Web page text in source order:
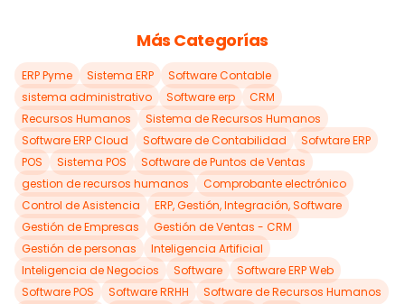
Más Categorías
ERP Pyme Sistema ERP
Software Contable
sistema administrativo
Software erp
CRM
Recursos Humanos
Sistema de Recursos Humanos
Software ERP Cloud
Software de Contabilidad
Sofwtare ERP
POS
Sistema POS
Software de Puntos de Ventas
gestion de recursos humanos
Comprobante electrónico
Control de Asistencia
ERP, Gestión, Integración, Software
Gestión de Empresas
Gestión de Ventas - CRM
Gestión de personas
Inteligencia Artificial
Inteligencia de Negocios
Software
Software ERP Web
Software POS
Software RRHH
Software de Recursos Humanos